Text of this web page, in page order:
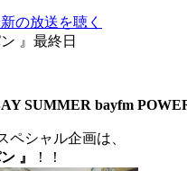
の放送を聴く
』最終日
SUMMER bayfm
ペシャル企画は、
』
！！